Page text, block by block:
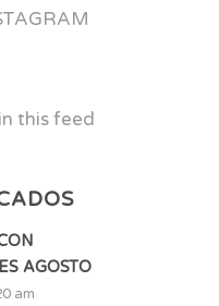
this feed
AGOSTO
am